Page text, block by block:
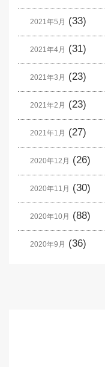
2021年5月 (33)
2021年4月 (31)
2021年3月 (23)
2021年2月 (23)
2021年1月 (27)
2020年12月 (26)
2020年11月 (30)
2020年10月 (88)
2020年9月 (36)